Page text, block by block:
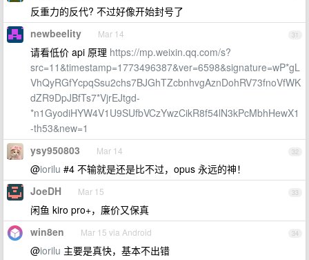
反重力的反代? 不过好像开始封号了
31
newbeelity Mar 14
请看低价 api 原理 https://mp.weixin.qq.com/s?
src=11&timestamp=1773496387&ver=6598&signature=wP*gL
VhQyRGfYcpqSsu2chs7BJGhTZcbnhvgAznDohRV73fnoVfWK
dZR9DpJBfTs7*VjrEJtgd-
*n1GyodiHYW4V1U9SUfbVCzYwzCikR8f54lN3kPcMbhHewX1
-th53&new=1
32
ysy950803 Mar 14
@iorilu #4 不输就是还是比不过，opus 永远的神！
33
JoeDH Mar 15
闲鱼 kiro pro+，廉价又保真
34
win8en Mar 15 via Android
@iorilu 主要是真快，基本不出错